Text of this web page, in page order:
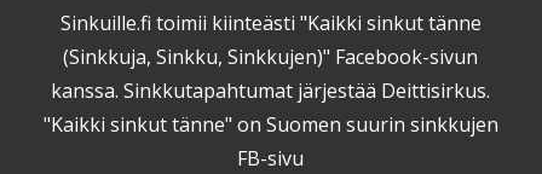
Sinkuille.fi toimii kiinteästi "Kaikki sinkut tänne
(Sinkkuja, Sinkku, Sinkkujen)" Facebook-sivun
kanssa. Sinkkutapahtumat järjestää Deittisirkus.
"Kaikki sinkut tänne" on Suomen suurin sinkkujen
FB-sivu